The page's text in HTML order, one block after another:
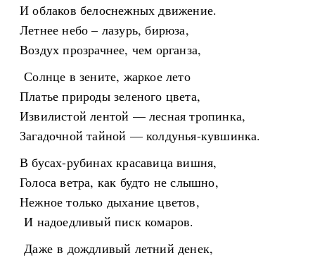
И облаков белоснежных движение.
Летнее небо – лазурь, бирюза,
Воздух прозрачнее, чем органза,
Солнце в зените, жаркое лето
Платье природы зеленого цвета,
Извилистой лентой — лесная тропинка,
Загадочной тайной — колдунья-кувшинка.
В бусах-рубинах красавица вишня,
Голоса ветра, как будто не слышно,
Нежное только дыхание цветов,
И надоедливый писк комаров.
Даже в дождливый летний денек,